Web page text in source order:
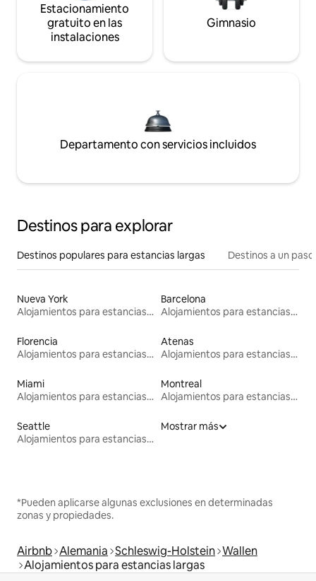
Estacionamiento
gratuito en las
instalaciones
Gimnasio
Departamento con servicios incluidos
Destinos para explorar
Destinos populares para estancias largas Destinos a un
Nueva York
Alojamientos para estancias largas
Barcelona
Alojamientos para estancias largas
Florencia
Alojamientos para estancias largas
Atenas
Alojamientos para estancias largas
Miami
Alojamientos para estancias largas
Montreal
Alojamientos para estancias largas
Seattle
Alojamientos para estancias largas
Mostrar más
*Pueden aplicarse algunas exclusiones en determinadas
zonas y propiedades.
Airbnb Alemania Schleswig-Holstein Wallen
Alojamientos para estancias largas